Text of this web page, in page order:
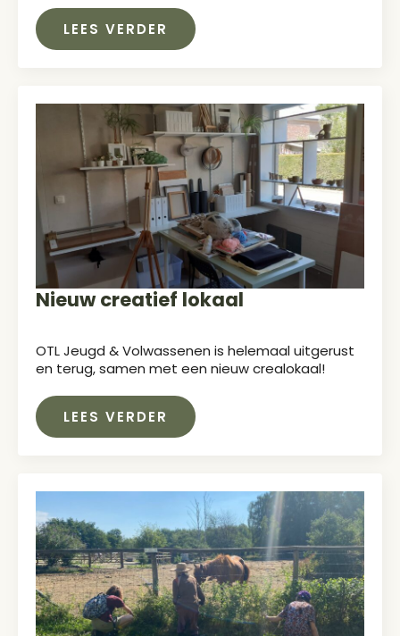
LEES VERDER
Nieuw creatief lokaal
OTL Jeugd & Volwassenen is helemaal uitgerust
en terug, samen met een nieuw crealokaal!
LEES VERDER